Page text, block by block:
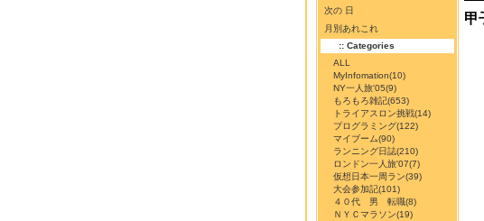
次の 日
月別あれこれ
:: Categories
ALL
MyInfomation(10)
NY一人旅'05(9)
もろもろ雑記(653)
トライアスロン挑戦(14)
プログラミング(122)
マイブーム(90)
ランニング日誌(210)
ロンドン一人旅'07(7)
仮想日本一周ラン(39)
大会参加記(101)
４０代 男 転職(8)
ＮＹＣマラソン(19)
甲